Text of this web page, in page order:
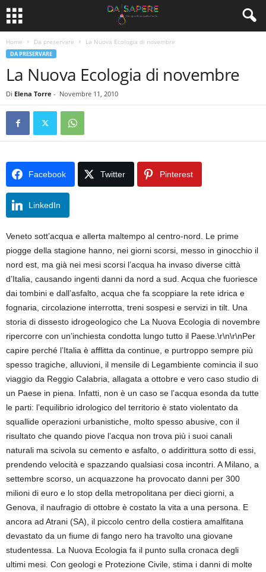
Home Da preservare La Nuova Ecologia di novembre
DA PRESERVARE
La Nuova Ecologia di novembre
Di Elena Torre - Novembre 11, 2010
Facebook Twitter Pinterest
LinkedIn
Veneto sott’acqua e allerta maltempo al centro-nord. Le prime
piogge della stagione hanno, nei giorni scorsi, messo in ginocchio il
nord est, ma già nei mesi scorsi l’acqua ha invaso diverse città
d’Italia, causando ingenti danni da nord a sud. Acqua che fuoriesce
dai tombini e dall’asfalto, acqua che fa scoppiare la rete idrica e
fognaria, circolazione interrotta, treni sospesi e servizi in tilt. Una
storia di dissesto idrogeologico che La Nuova Ecologia di novembre
ripercorre con un’inchiesta condotta lungo tutto il Paese.\r\n\r\nPer
capire perché l’Italia è afflitta da continue, e purtroppo sempre più
spesso tragiche, alluvioni, il mensile di Legambiente comincia il suo
viaggio da Reggio Calabria, allagata a ottobre e vero caso studio di
un Paese in piena. Infatti, non è un caso se l’acqua esonda da tutte
le parti: l’equilibrio idrologico del territorio è stato violentato da
squallide operazioni urbanistiche, molto spesso abusive, con il
risultato che quando piove l’acqua non trova più i suoi canali
naturali ma scivola su cemento e asfalto, o addirittura sotto di essi,
prendendo velocità e spazzando qualsiasi cosa incontri. A Milano, a
settembre scorso, un acquazzone ha provocato danni per 300
milioni di euro e lo stop della metropolitana per dieci giorni, a
Genova, il naufragio di ottobre è costato la vita a una persona. E
ancora ad Atrani (SA), il piccolo centro della costiera amalfitana
devastato da un fiume di fango nero ha travolto una giovane
studentessa. La Nuova Ecologia fa il punto sulla cronaca degli
ultimi mesi. Con geologi e Protezione Civile, stima i danni di molte